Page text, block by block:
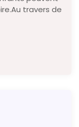
travers de